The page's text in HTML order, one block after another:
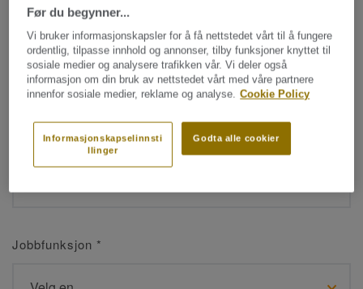
Navn*
Etternavn*
Jobbfunksjon *
Før du begynner...
Vi bruker informasjonskapsler for å få nettstedet vårt til å fungere
ordentlig, tilpasse innhold og annonser, tilby funksjoner knyttet til
sosiale medier og analysere trafikken vår. Vi deler også
informasjon om din bruk av nettstedet vårt med våre partnere
innenfor sosiale medier, reklame og analyse. Cookie Policy
Godta alle cookier
Informasjonskapselinnsti
llinger